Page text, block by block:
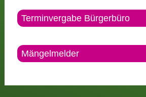
Terminvergabe Bürgerbüro
Mängelmelder